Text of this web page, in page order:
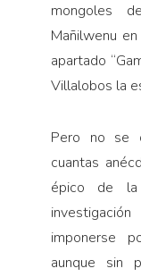
mongoles
Mañilwenu
apartado
Villalobos la
Pero no se
cuantas
épico de
imponerse
aunque sin